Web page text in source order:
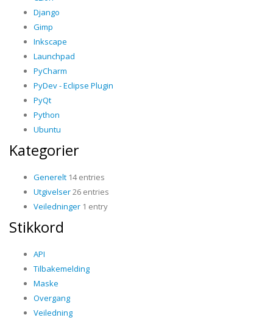
Django
Gimp
Inkscape
Launchpad
PyCharm
PyDev - Eclipse Plugin
PyQt
Python
Ubuntu
Kategorier
Generelt 14 entries
Utgivelser26 entries
Veiledninger 1 entry
Stikkord
API
Tilbakemelding
Maske
Overgang
Veiledning